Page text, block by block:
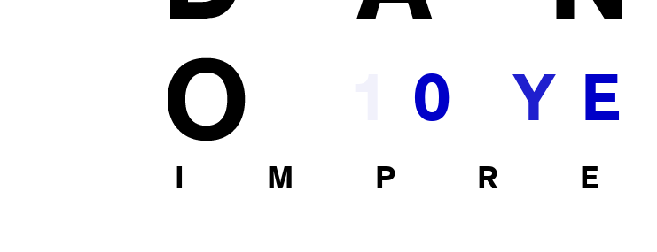
0
Y E
I M P R E